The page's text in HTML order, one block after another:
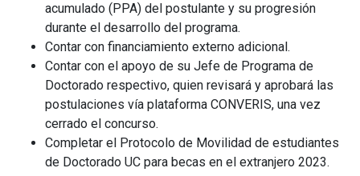
acumulado (PPA) del postulante y su progresión
durante el desarrollo del programa.
Contar con financiamiento externo adicional.
Contar con el apoyo de su Jefe de Programa de
Doctorado respectivo, quien revisará y aprobará las
postulaciones vía plataforma CONVERIS, una vez
cerrado el concurso.
Completar el Protocolo de Movilidad de estudiantes
de Doctorado UC para becas en el extranjero 2023.